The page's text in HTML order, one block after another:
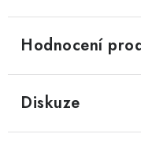
Hodnocení
Diskuze